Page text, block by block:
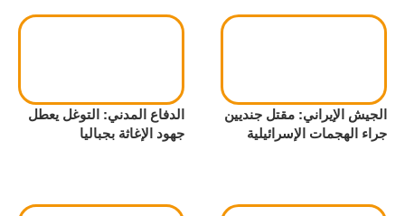
الجيش الإيراني: مقتل جنديين
جراء الهجمات الإسرائيلية
الدفاع المدني: التوغل يعطل
جهود الإغاثة بجباليا